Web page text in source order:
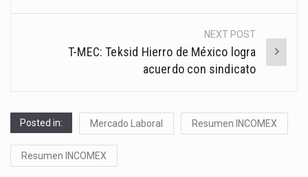
NEXT POST
T-MEC: Teksid Hierro de México logra
acuerdo con sindicato
Posted in: Mercado Laboral Resumen INCOMEX
Resumen INCOMEX